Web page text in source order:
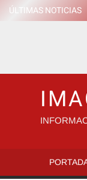
SaltarÚLTIMAS NOTICIAS
en Santo